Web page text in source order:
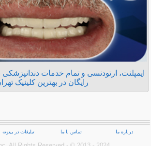
ایمپلنت، ارتودنسی و تمام خدمات
رایگان در بهترین کلینیک
درباره ما تماس با ما تبلیغات در بیتوته